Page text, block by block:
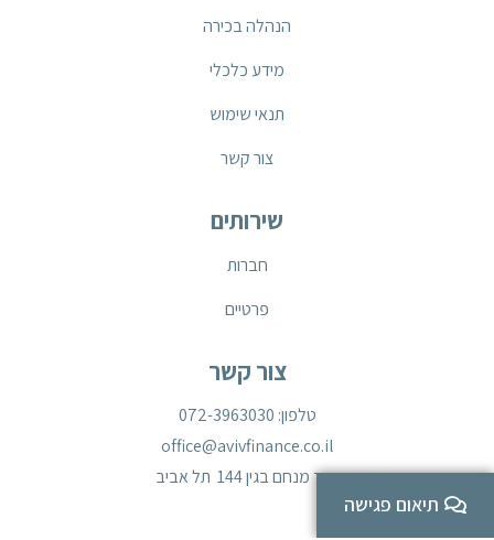
תיאום פגישה
הנהלה בכירה
מידע כלכלי
תנאי שימוש
צור קשר
שירותים
חברות
פרטיים
צור קשר
טלפון: 072-3963030
office@avivfinance.co.il
דרך מנחם בגין 144 תל אביב